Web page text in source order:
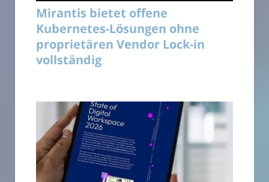
Mirantis bietet offene
Kubernetes-Lösungen ohne
proprietären Vendor Lock-in
vollständig